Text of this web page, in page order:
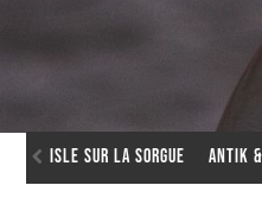
Isle sur la Sorgue Antik